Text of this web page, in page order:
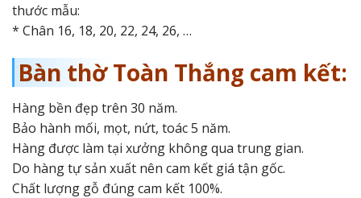
thước mẫu:
* Chân 16, 18, 20, 22, 24, 26, …
Bàn thờ Toàn Thắng cam kết:
Hàng bền đẹp trên 30 năm.
Bảo hành mối, mọt, nứt, toác 5 năm.
Hàng được làm tại xưởng không qua trung gian.
Do hàng tự sản xuất nên cam kết giá tận gốc.
Chất lượng gỗ đúng cam kết 100%.